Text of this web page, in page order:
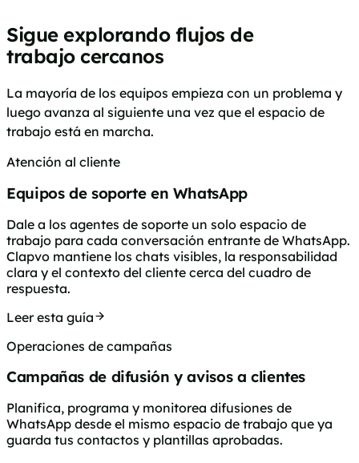
Sigue explorando flujos de
trabajo cercanos
La mayoría de los equipos empieza con un problema y
luego avanza al siguiente una vez que el espacio de
trabajo está en marcha.
Atención al cliente
Equipos de soporte en WhatsApp
Dale a los agentes de soporte un solo espacio de
trabajo para cada conversación entrante de WhatsApp.
Clapvo mantiene los chats visibles, la responsabilidad
clara y el contexto del cliente cerca del cuadro de
respuesta.
Leer esta guía
Operaciones de campañas
Campañas de difusión y avisos a clientes
Planifica, programa y monitorea difusiones de
WhatsApp desde el mismo espacio de trabajo que ya
guarda tus contactos y plantillas aprobadas.